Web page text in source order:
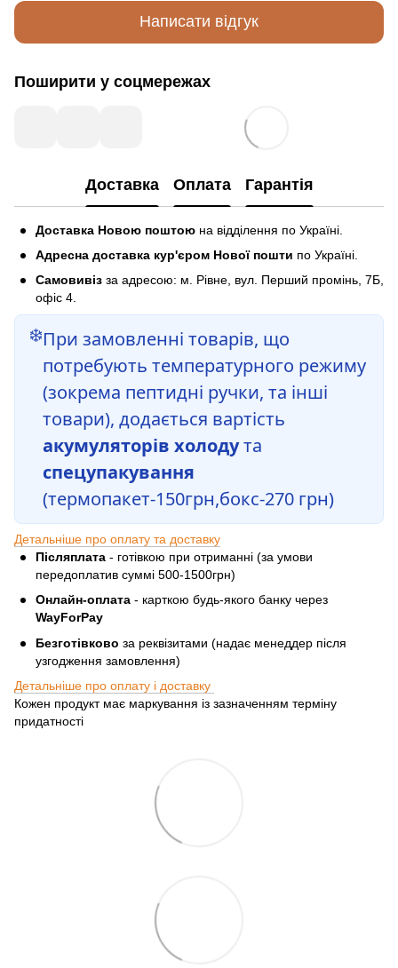
Написати відгук
Поширити у соцмережах
Доставка Оплата Гарантія
Доставка Новою поштою на відділення по Україні.
Адресна доставка кур'єром Нової пошти по Україні.
Самовивіз за адресою: м. Рівне, вул. Перший промінь, 7Б,
офіс 4.
❄️При замовленні товарів, що
потребують температурного режиму
(зокрема пептидні ручки, та інші
товари), додається вартість
акумуляторів холодута
спецупакування
(термопакет-150грн,бокс-270 грн)
Детальніше про оплату та доставку
Післяплата - готівкою при отриманні (за умови
передоплатив суммі 500-1500грн)
Онлайн-оплата - карткою будь-якого банку через
WayForPay
Безготівково за реквізитами (надає менеддер після
узгодження замовлення)
Детальніше про оплату і доставку
Кожен продукт має маркування із зазначенням терміну
придатності